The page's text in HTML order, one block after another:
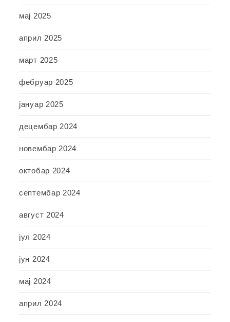
мај 2025
април 2025
март 2025
фебруар 2025
јануар 2025
децембар 2024
новембар 2024
октобар 2024
септембар 2024
август 2024
јул 2024
јун 2024
мај 2024
април 2024